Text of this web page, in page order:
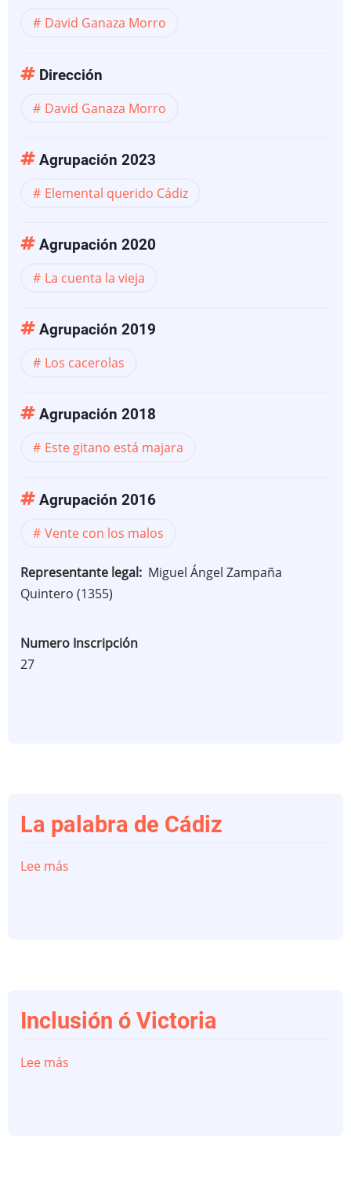
David Ganaza Morro
Dirección
David Ganaza Morro
Agrupación 2023
Elemental querido Cádiz
Agrupación 2020
La cuenta la vieja
Agrupación 2019
Los cacerolas
Agrupación 2018
Este gitano está majara
Agrupación 2016
Vente con los malos
Representante legal Miguel Ángel Zampaña
Quintero (1355)
Numero Inscripción
27
La palabra de Cádiz
Lee más
Inclusión ó Victoria
Lee más